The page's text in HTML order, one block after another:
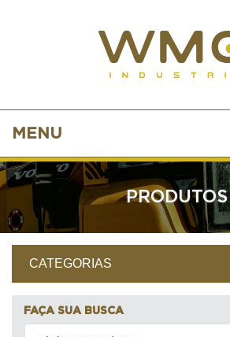
MENU
PRODUTOS
CATEGORIAS
FAÇA SUA BUSCA